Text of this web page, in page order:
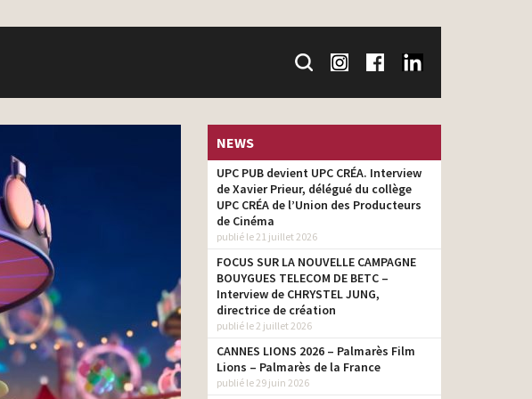
NEWS
UPC PUB devient UPC CRÉA. Interview
de Xavier Prieur, délégué du collège
UPC CRÉA de l’Union des Producteurs
de Cinéma
publié le 21 juillet 2026
FOCUS SUR LA NOUVELLE CAMPAGNE
BOUYGUES TELECOM DE BETC –
Interview de CHRYSTEL JUNG,
directrice de création
publié le 2 juillet 2026
CANNES LIONS 2026 – Palmarès Film
Lions – Palmarès de la France
publié le 29 juin 2026